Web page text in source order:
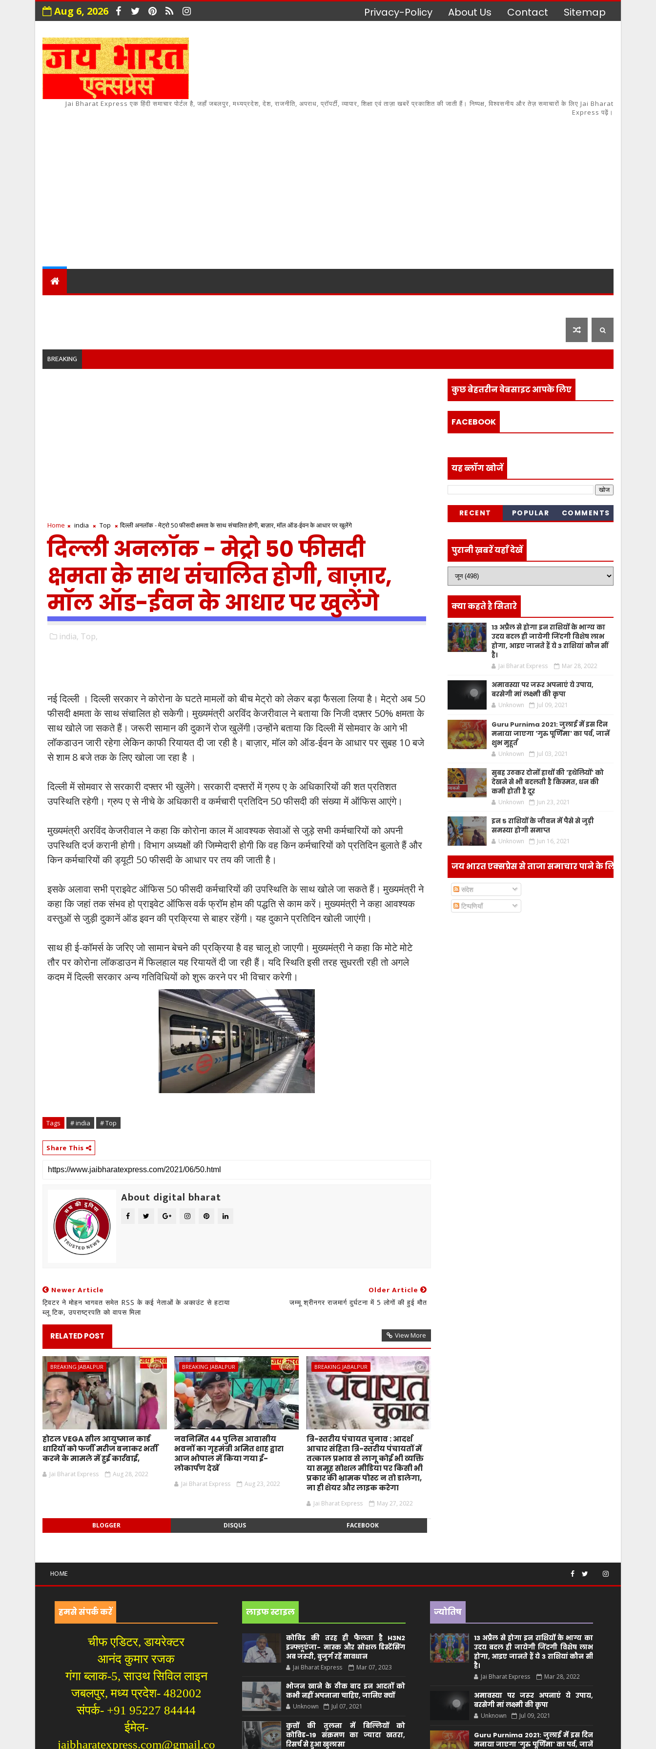
Aug 6, 2026 Privacy-Policy About Us Contact Sitemap
Jai Bharat Express एक हिंदी समाचार पोर्टल है, जहाँ जबलपुर, मध्यप्रदेश, देश, राजनीति, अपराध, प्रॉपर्टी, व्यापार, शिक्षा एवं ताज़ा खबरें प्रकाशित की जाती हैं। निष्पक्ष, विश्वसनीय और तेज़ समाचारों के लिए Jai Bharat
Express पढ़ें।
BREAKING
Home india Top दिल्ली अनलॉक - मेट्रो 50 फीसदी क्षमता के साथ संचालित होगी, बाज़ार, मॉल ऑड-ईवन के आधार पर खुलेंगे
दिल्ली अनलॉक - मेट्रो 50 फीसदी
क्षमता के साथ संचालित होगी, बाज़ार,
मॉल ऑड-ईवन के आधार पर खुलेंगे
india, Top,
नई दिल्ली । दिल्ली सरकार ने कोरोना के घटते मामलों को बीच मेट्रो को लेकर बड़ा फैसला लिया है। मेट्रो अब 50
फीसदी क्षमता के साथ संचालित हो सकेगी। मुख्यमंत्री अरविंद केजरीवाल ने बताया कि निजी दफ़्तर 50% क्षमता के
साथ खोले जा सकते हैं। जरूरी सामान की दुकानें रोज खुलेंगी।उन्होंने बताया कि दिल्ली में सोमवार के आगे भी
लॉकडाउन जारी रहेगा लेकिन काफी रियायत दी जा रही है। बाज़ार, मॉल को ऑड-ईवन के आधार पर सुबह 10 बजे
से शाम 8 बजे तक के लिए खोला जा रहा है ।
दिल्ली में सोमवार से सरकारी दफ्तर भी खुलेंगे। सरकारी दफ्तरों में ग्रुप ए के अधिकारियों की शत प्रतिशत
उपस्थिति रहेगी। ग्रुप ए से नीचे के अधिकारी व कर्मचारी प्रतिदिन 50 फीसदी की संख्या में ऑफिस आएंगे।
मुख्यमंत्री अरविंद केजरीवाल ने कहा कि कोरोना काल में आवश्यक सेवाओं से जुड़े सभी कर्मचारियों को अपनी
उपस्थिति दर्ज करानी होगी। विभाग अध्यक्षों की जिम्मेदारी होगी कि वह किन कर्मचारियों को प्रतिदिन बुलाते हैं और
किन कर्मचारियों की ड्यूटी 50 फीसदी के आधार पर तय की जाती है।
इसके अलावा सभी प्राइवेट ऑफिस 50 फीसदी कर्मचारियों की उपस्थिति के साथ खोले जा सकते हैं। मुख्यमंत्री ने
कहा कि जहां तक संभव हो प्राइवेट ऑफिस वर्क फ्रॉम होम की पद्धति से काम करें। मुख्यमंत्री ने कहा आवश्यक
वस्तुओं से जुड़ी दुकानें ऑड इवन की प्रक्रिया से बाहर रहेंगी। यह दुकाने प्रतिदिन खोली जाएंगी।
साथ ही ई-कॉमर्स के जरिए जो सामान बेचने की प्रक्रिया है वह चालू हो जाएगी। मुख्यमंत्री ने कहा कि मोटे मोटे
तौर पर कोरोना लॉकडाउन में फिलहाल यह रियायतें दी जा रही हैं। यदि स्थिति इसी तरह सुधरती रही तो अगले
कदम में दिल्ली सरकार अन्य गतिविधियों को शुरू करने पर भी विचार करेगी।
Tags # india # Top
Share This
About digital bharat
Newer Article
ट्विटर ने मोहन भागवत समेत RSS के कई नेताओं के अकाउंट से हटाया
ब्लू टिक, उपराष्ट्रपति को वापस मिला
Older Article
जम्मू श्रीनगर राजमार्ग दुर्घटना में 5 लोगों की हुई मौत
RELATED POST View More
BREAKING JABALPUR
होटल VEGA सील आयुष्मान कार्ड
धारियों को फर्जी मरीज बनाकर भर्ती
करने के मामले में हुई कार्रवाई,
Jai Bharat Express Aug 28, 2022
BREAKING JABALPUR
नवनिर्मित 44 पुलिस आवासीय
भवनों का गृहमंत्री अमित शाह द्वारा
आज भोपाल में किया गया ई-
लोकार्पण देखें
Jai Bharat Express Aug 23, 2022
BREAKING JABALPUR
त्रि-स्तरीय पंचायत चुनाव : आदर्श
आचार संहिता त्रि-स्तरीय पंचायतों में
तत्काल प्रभाव से लागू कोई भी व्यक्ति
या समूह सोशल मीडिया पर किसी भी
प्रकार की भ्रामक पोस्ट न तो डालेगा,
ना ही शेयर और लाइक करेगा
Jai Bharat Express May 27, 2022
BLOGGER DISQUS FACEBOOK
कुछ बेहतरीन वेबसाइट आपके लिए
FACEBOOK
यह ब्लॉग खोजें
RECENT POPULAR COMMENTS
पुरानी ख़बरें यहाँ देखें
क्या कहते है सितारे
13 अप्रैल से होगा इन राशियों के भाग्य का
उदय बदल ही जायेगी जिंदगी विशेष लाभ
होगा, आइए जानते हैं ये 3 राशियां कौन सीं
है।
Jai Bharat Express Mar 28, 2022
अमावस्या पर जरूर अपनाएं ये उपाय,
बरसेगी मां लक्ष्मी की कृपा
Unknown Jul 09, 2021
Guru Purnima 2021: जुलाई में इस दिन
मनाया जाएगा 'गुरु पूर्णिमा' का पर्व, जानें
शुभ मुहूर्त
Unknown Jul 03, 2021
सुबह उठकर दोनों हाथों की 'हथेलियों' को
देखने से भी बदलती है किस्मत, धन की
कमी होती है दूर
Unknown Jun 23, 2021
इन 5 राशियों के जीवन में पैसे से जुड़ी
समस्या होगी समाप्त
Unknown Jun 16, 2021
जय भारत एक्सप्रेस से ताजा समाचार पाने के लिए
संदेश
टिप्पणियाँ
HOME
हमसे संपर्क करें
चीफ एडिटर, डायरेक्टर
आनंद कुमार रजक
गंगा ब्लाक-5, साउथ सिविल लाइन
जबलपुर, मध्य प्रदेश- 482002
संपर्क- +91 95227 84444
ईमेल-
jaibharatexpress.com@gmail.co
लाइफ स्टाइल
कोविड की तरह ही फैलता है H3N2
इन्फ्लूएंजा- मास्क और सोशल डिस्टेंसिंग
अब जरूरी, बुजुर्ग रहें सावधान
Jai Bharat Express Mar 07, 2023
भोजन खाने के ठीक बाद इन आदतों को
कभी नहीं अपनाना चाहिए, जानिए क्यों
Unknown Jul 07, 2021
कुत्तों की तुलना में बिल्लियों को
कोविड-19 संक्रमण का ज्यादा खतरा,
रिसर्च से हुआ खुलासा
ज्योतिष
13 अप्रैल से होगा इन राशियों के भाग्य का
उदय बदल ही जायेगी जिंदगी विशेष लाभ
होगा, आइए जानते हैं ये 3 राशियां कौन सीं
है।
Jai Bharat Express Mar 28, 2022
अमावस्या पर जरूर अपनाएं ये उपाय,
बरसेगी मां लक्ष्मी की कृपा
Unknown Jul 09, 2021
Guru Purnima 2021: जुलाई में इस दिन
मनाया जाएगा 'गुरु पूर्णिमा' का पर्व, जानें